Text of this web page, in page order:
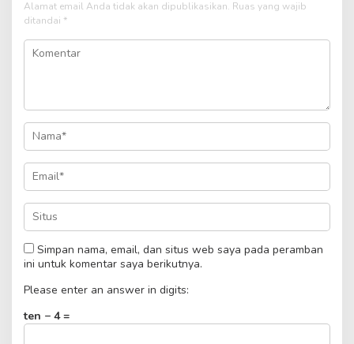
Alamat email Anda tidak akan dipublikasikan. Ruas yang wajib
ditandai *
Simpan nama, email, dan situs web saya pada peramban
ini untuk komentar saya berikutnya.
Please enter an answer in digits:
ten − 4 =